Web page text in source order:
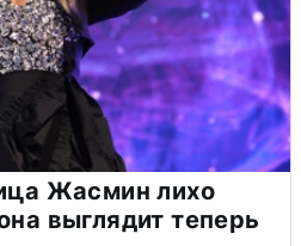
Жасмин лихо
выглядит теперь